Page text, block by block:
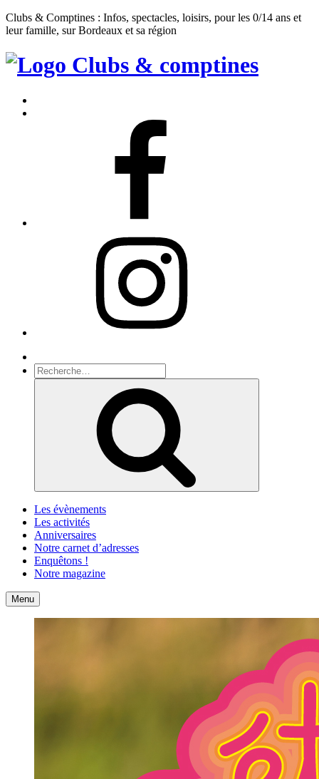
Clubs & Comptines : Infos, spectacles, loisirs, pour les 0/14 ans et
leur famille, sur Bordeaux et sa région
Clubs
Comptines
Recherche
pour
Les évènements
Les activités
Anniversaires
Notre carnet d’adresses
Enquêtons !
Notre magazine
Accueil
Menu Contact